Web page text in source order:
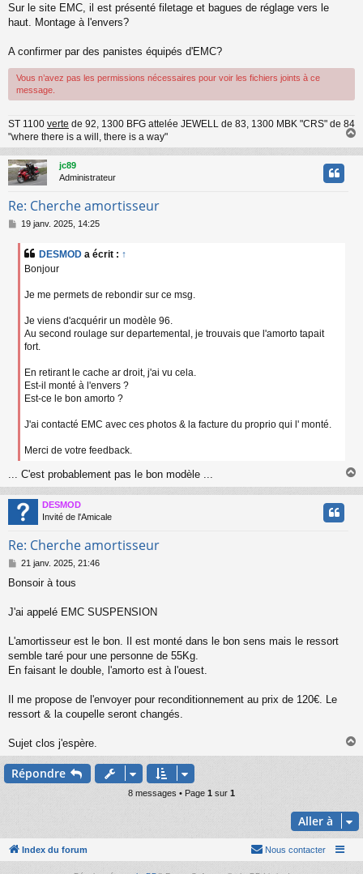
Sur le site EMC, il est présenté filetage et bagues de réglage vers le
haut. Montage à l'envers?
A confirmer par des panistes équipés d'EMC?
Vous n’avez pas les permissions nécessaires pour voir les fichiers joints à ce
message.
ST 1100 verte de 92, 1300 BFG attelée JEWELL de 83, 1300 MBK "CRS" de 84
"where there is a will, there is a way"
a
u
jc89
Administrateur
Re: Cherche amortisseur
M19 janv. 2025, 14:25
DESMOD a écrit : ↑
Bonjour
Je me permets de rebondir sur ce msg.
Je viens d'acquérir un modèle 96.
Au second roulage sur departemental, je trouvais que l'amorto tapait
fort.
En retirant le cache ar droit, j'ai vu cela.
Est-il monté à l'envers ?
Est-ce le bon amorto ?
J'ai contacté EMC avec ces photos & la facture du proprio qui l' monté.
Merci de votre feedback.
... C'est probablement pas le bon modèle ...
a
u
DESMOD
Invité de l'Amicale
Re: Cherche amortisseur
M
s
a
21 janv. 2025, 21:46
Bonsoir à tous
J'ai appelé EMC SUSPENSION
L'amortisseur est le bon. Il est monté dans le bon sens mais le ressort
semble taré pour une personne de 55Kg.
En faisant le double, l'amorto est à l'ouest.
Il me propose de l'envoyer pour reconditionnement au prix de 120€. Le
ressort & la coupelle seront changés.
Sujet clos j'espère.
a
Répondre
8 messages • Page 1 sur 1
Aller à
Index du forum Nous contacter